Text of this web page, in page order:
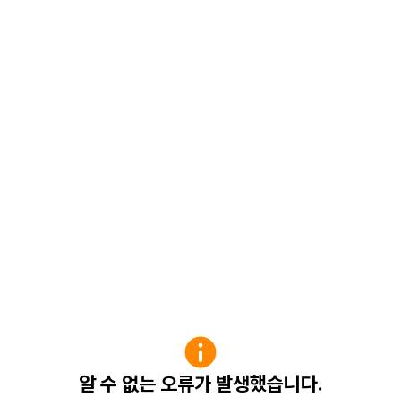
알 수 없는 오류가 발생했습니다.